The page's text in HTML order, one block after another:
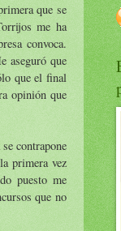
que se
me ha
convoca.
aseguró que
que el final
opinión que
contrapone
primera vez
puesto me
que no